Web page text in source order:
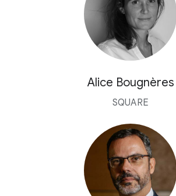
Alice Bougnères
SQUARE